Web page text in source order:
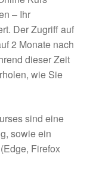
– Ihr
Der Zugriff auf
2 Monate nach
dieser Zeit
wie Sie
sind eine
sowie ein
Firefox